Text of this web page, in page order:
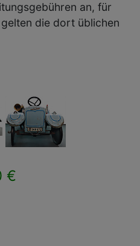
an, für
die dort üblichen
€